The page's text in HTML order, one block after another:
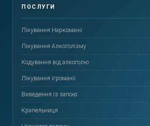
Лікування Наркоманії
Лікування Алкоголізму
Кодування від алкоголю
Лікування ігроманії
Виведення із запою
Крапельниця